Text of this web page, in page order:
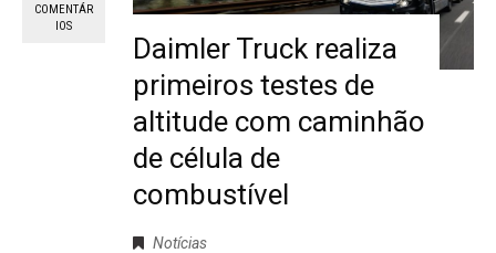
COMENTÁR
IOS
Daimler Truck realiza
primeiros testes de
altitude com caminhão
de célula de
combustível
Notícias